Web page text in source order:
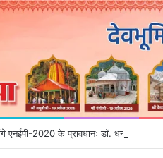
एनईपी-2020 के प्रावधानः डाॅ. धन सिंह रावत